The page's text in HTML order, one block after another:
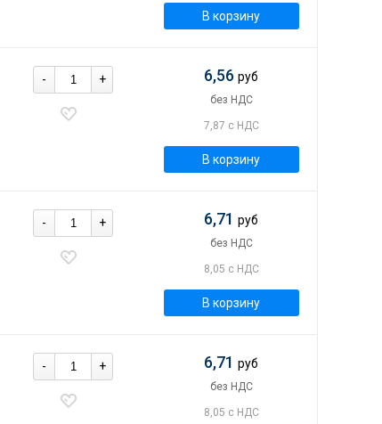
В корзину
- + 6,56руб
без НДС
7,87 с НДС
В корзину
- + 6,71руб
без НДС
8,05 с НДС
В корзину
- + 6,71руб
без НДС
8,05 с НДС